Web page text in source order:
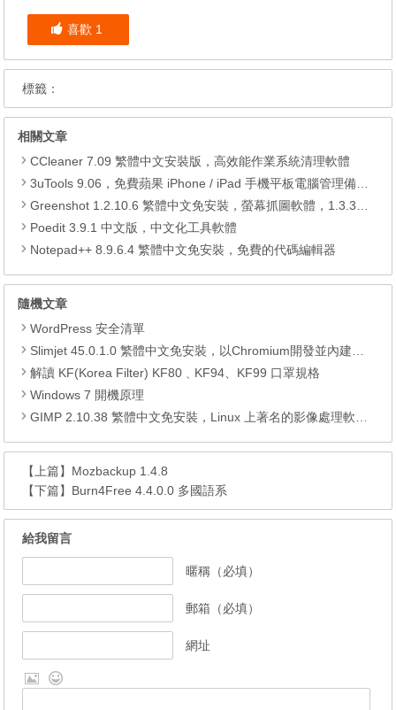
喜歡 1
標籤：
相關文章
CCleaner 7.09 繁體中文安裝版，高效能作業系統清理軟體
3uTools 9.06，免費蘋果 iPhone / iPad 手機平板電腦管理備份還原軟體
Greenshot 1.2.10.6 繁體中文免安裝，螢幕抓圖軟體，1.3.315 安裝版
Poedit 3.9.1 中文版，中文化工具軟體
Notepad++ 8.9.6.4 繁體中文免安裝，免費的代碼編輯器
隨機文章
WordPress 安全清單
Slimjet 45.0.1.0 繁體中文免安裝，以Chromium開發並內建多種實用功能的瀏覽器
解讀 KF(Korea Filter) KF80﹑KF94、KF99 口罩規格
Windows 7 開機原理
GIMP 2.10.38 繁體中文免安裝，Linux 上著名的影像處理軟體，可以有Photoshop 幾乎一樣的功能
【上篇】 Mozbackup 1.4.8
【下篇】 Burn4Free 4.4.0.0 多國語系
給我留言
暱稱（必填）
郵箱（必填）
網址